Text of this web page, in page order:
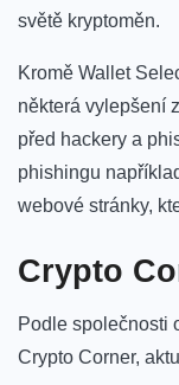
světě kryptoměn.
Kromě Wallet
některá vylepšení
před hackery a
phishingu
webové stránky,
Crypto
Podle společnosti
Crypto Corner,